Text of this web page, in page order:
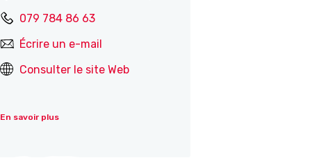
079 784 86 63
Écrire un e-mail
Consulter le site Web
En savoir plus